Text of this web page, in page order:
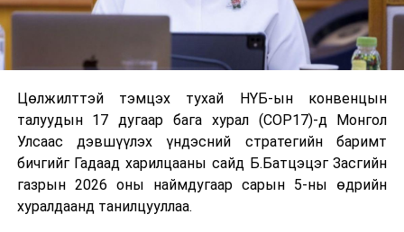
Хуулиар заавал мэдээлэхээс бусад кино,
контент, хэвлэлийн зардал;
Заавал олгохоос бусад тэтгэмж, урамшуулал.
Санхүүгийн хэмнэлтийн горимыг 2026 оны
арванхоёрдугаар сарын 31 хүртэл мөрдөнө. Харин
эрүүл мэндийн салбар уг хэмнэлтийн горимд
хамрагдахгүй бөгөөд цэцэрлэг, сургуулийн хүүхдийн
эрт илрүүлэг, вакцинжуулалт, томуу, томуу төст
өвчний эсрэг арга хэмжээ зэрэг зайлшгүй
Цөлжилттэй тэмцэх тухай НҮБ-ын конвенцын
талуудын 17 дугаар бага хурал (COP17)-д Монгол
Улсаас дэвшүүлэх үндэсний стратегийн баримт
бичгийг Гадаад харилцааны сайд Б.Батцэцэг Засгийн
газрын 2026 оны наймдугаар сарын 5-ны өдрийн
хуралдаанд танилцууллаа.